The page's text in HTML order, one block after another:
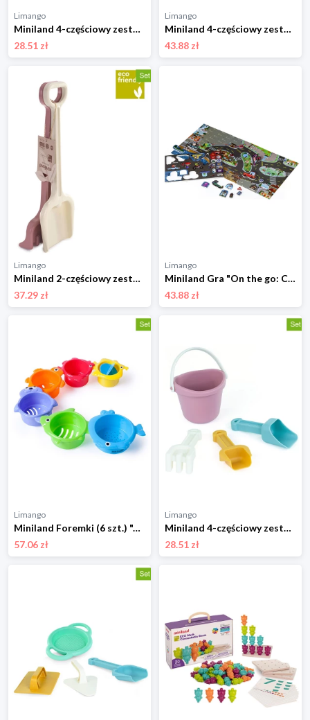
Limango
Miniland 4-częściowy zestaw foremek w różnych kolorach do piasku - 18 m+ rozmiar: onesize
28.51 zł
Limango
Miniland 4-częściowy zestaw zabawek w różnych kolorach do piasku - 18 m+ rozmiar: onesize
43.88 zł
Limango
Miniland 2-częściowy zestaw zabawek w kolorze jasnoróżowo-białym do piasku - 18 m+ rozmiar: onesize
37.29 zł
Limango
Miniland Gra "On the go: Crazy City" - 3+ rozmiar: onesize
43.88 zł
Limango
Miniland Foremki (6 szt.) "Animals" do piasku - 6 m+ rozmiar: onesize
57.06 zł
Limango
Miniland 4-częściowy zestaw zabawek w różnych kolorach do piasku - 18 m+ rozmiar: onesize
28.51 zł